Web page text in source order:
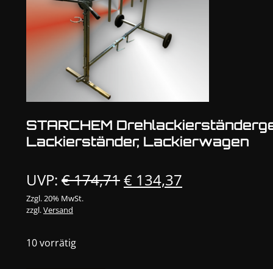
STARCHEM
Lackierständer, Lackierwagen
UVP: €174,71Ursprünglicher
€ 134,37
Zzgl. 20% MwSt.
zzgl.Versand
10 vorrätig